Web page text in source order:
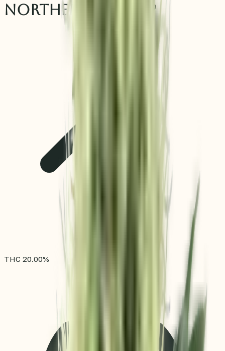
Northern Lights®
THC 20.00%